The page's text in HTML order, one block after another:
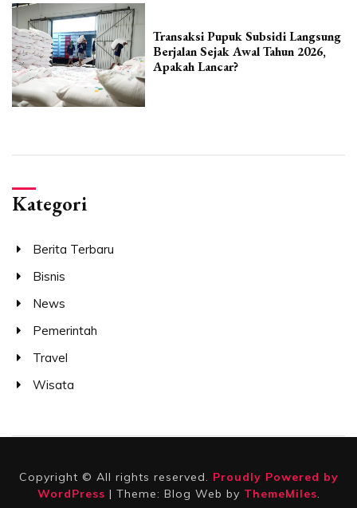
Transaksi Pupuk Subsidi Langsung
Berjalan Sejak Awal Tahun 2026,
Apakah Lancar?
Kategori
Berita Terbaru
Bisnis
News
Pemerintah
Travel
Wisata
Copyright © All rights reserved. Proudly Powered by
WordPress | Theme: Blog Web by ThemeMiles